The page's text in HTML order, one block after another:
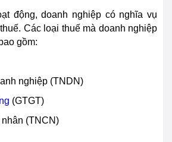
động, doanh nghiệp có nghĩa vụ
Các loại thuế mà doanh nghiệp
gồm:
nghiệp (TNDN)
(GTGT)
(TNCN)